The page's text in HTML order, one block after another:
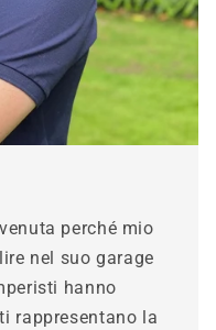
perché mio
nel suo garage
hanno
rappresentano la